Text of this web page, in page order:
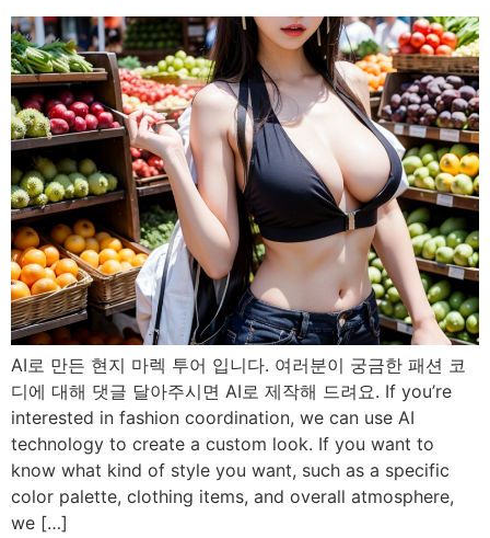
AI로 만든 현지 마렉 투어 입니다. 여러분이 궁금한 패션 코
디에 대해 댓글 달아주시면 AI로 제작해 드려요. If you’re
interested in fashion coordination, we can use AI
technology to create a custom look. If you want to
know what kind of style you want, such as a specific
color palette, clothing items, and overall atmosphere,
we […]